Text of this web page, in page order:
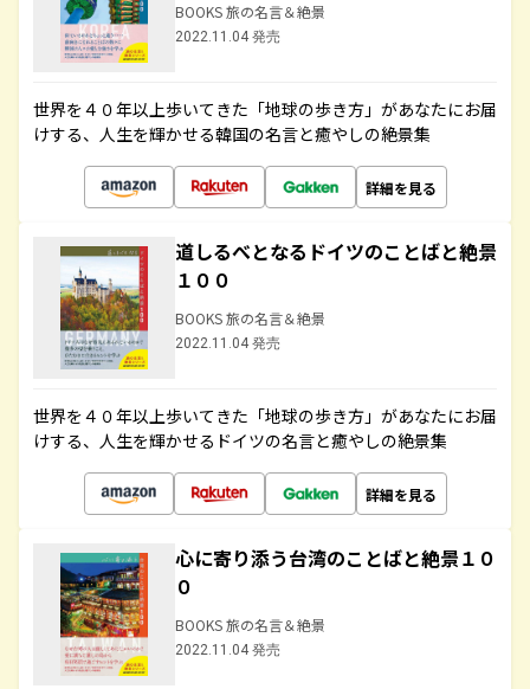
BOOKS 旅の名言＆絶景
2022.11.04 発売
世界を４０年以上歩いてきた「地球の歩き方」があなたにお届
けする、人生を輝かせる韓国の名言と癒やしの絶景集
詳細を見る
道しるべとなるドイツのことばと絶景
１００
BOOKS 旅の名言＆絶景
2022.11.04 発売
世界を４０年以上歩いてきた「地球の歩き方」があなたにお届
けする、人生を輝かせるドイツの名言と癒やしの絶景集
詳細を見る
心に寄り添う台湾のことばと絶景１０
０
BOOKS 旅の名言＆絶景
2022.11.04 発売